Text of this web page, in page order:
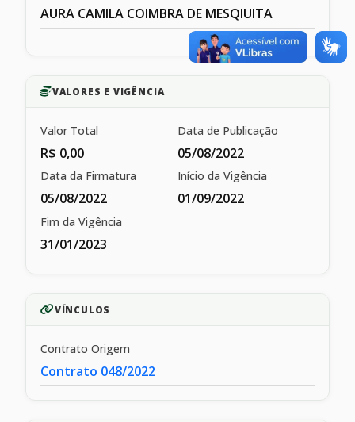
AURA CAMILA COIMBRA DE MESQIUITA
VALORES E VIGÊNCIA
Valor Total
R$ 0,00
Data de Publicação
05/08/2022
Data da Firmatura
05/08/2022
Início da Vigência
01/09/2022
Fim da Vigência
31/01/2023
VÍNCULOS
Contrato Origem
Contrato 048/2022